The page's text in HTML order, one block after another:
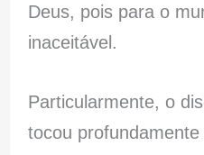
Deus, pois para o
inaceitável.
Particularmente, o
tocou profundamente